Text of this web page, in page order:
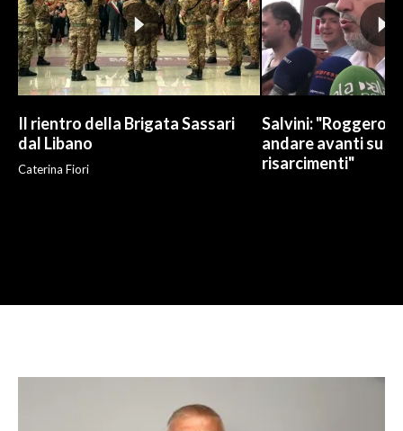
Il rientro della Brigata Sassari
dal Libano
Caterina Fiori
Salvini: "Roggero
andare avanti su
risarcimenti"